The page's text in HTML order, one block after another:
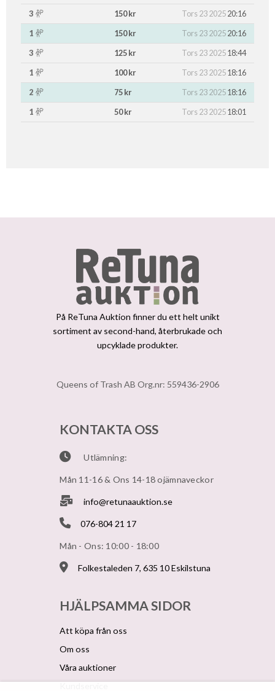
3
150 kr Tors 23 202520:16
1
150 kr Tors 23 202520:16
3
125 kr Tors 23 202518:44
1
100 kr Tors 23 202518:16
2
75 kr Tors 23 202518:16
1
50 kr Tors 23 202518:01
På ReTuna Auktion finner du ett helt unikt
sortiment av second-hand, återbrukade och
upcyklade produkter.
Queens of Trash AB Org.nr: 559436-2906
KONTAKTA OSS
Utlämning:
Mån 11-16 & Ons 14-18 ojämnaveckor
info@retunaauktion.se
076-804 21 17
Mån - Ons: 10:00 - 18:00
Folkestaleden 7, 635 10 Eskilstuna
HJÄLPSAMMA SIDOR
Att köpa från oss
Om oss
Våra auktioner